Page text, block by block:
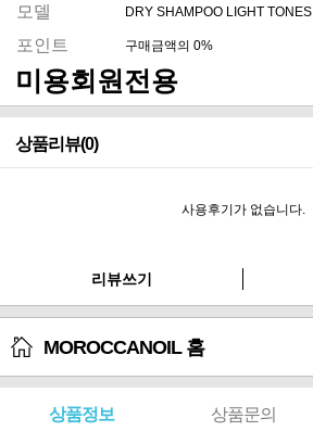
모델 DRY SHAMPOO LIGHT TONES
포인트 구매금액의 0%
미용회원전용
상품리뷰(0)
사용후기가 없습니다.
리뷰쓰기
MOROCCANOIL 홈
상품정보 상품문의